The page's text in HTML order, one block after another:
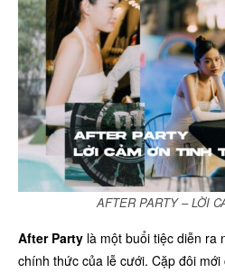
AFTER PARTY – LỜI
After Party là một buổi tiệc diễn ra
chính thức của lễ cưới. Cặp đôi